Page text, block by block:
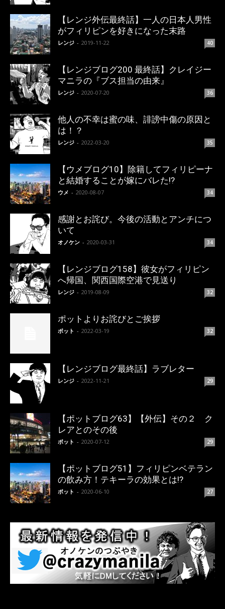
【レンジ外伝最終話】一人の日本人男性
がフィリピンを好きになった末路
レンジ - 2019-11-22 40
【レンジブログ200 最終話】クレイジー
マニラの『ブス担当の由来』
レンジ - 2020-07-20 36
他人の不幸は蜜の味、誹謗中傷の原因と
は！？
レンジ - 2022-03-20 35
【ウメブログ10】除籍してフィリピーナ
と結婚することが嫁にバレた!?
ウメ - 2020-08-07 34
感謝とお詫び。今後の活動とアンチにつ
いて
オノケン - 2020-03-31 34
【レンジブログ158】彼女がフィリピン
へ帰国、関西国際空港で見送り
レンジ - 2019-08-09 32
ポットよりお詫びとご挨拶
ポット - 2022-03-19 32
【レンジブログ最終話】ラブレター
レンジ - 2022-11-21 29
【ポットブログ63】【外伝】その２ ク
レアとのその後
ポット - 2020-07-12 29
【ポットブログ51】フィリピンベテラン
の飲み方！テキーラの効果とは!?
ポット - 2020-06-10 27